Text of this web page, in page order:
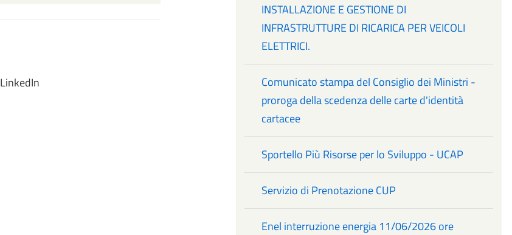
LinkedIn
INSTALLAZIONE E GESTIONE DI
INFRASTRUTTURE DI RICARICA PER VEICOLI
ELETTRICI.
Comunicato stampa del Consiglio dei Ministri -
proroga della scedenza delle carte d'identità
cartacee
Sportello Più Risorse per lo Sviluppo - UCAP
Servizio di Prenotazione CUP
Enel interruzione energia 11/06/2026 ore